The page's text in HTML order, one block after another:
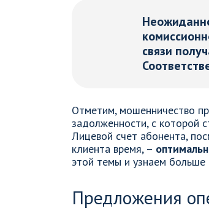
связи
Отметим, мошенничество
задолженности, с которой
Лицевой счет абонента,
клиента время, –
этой темы и узнаем больше
Предложения